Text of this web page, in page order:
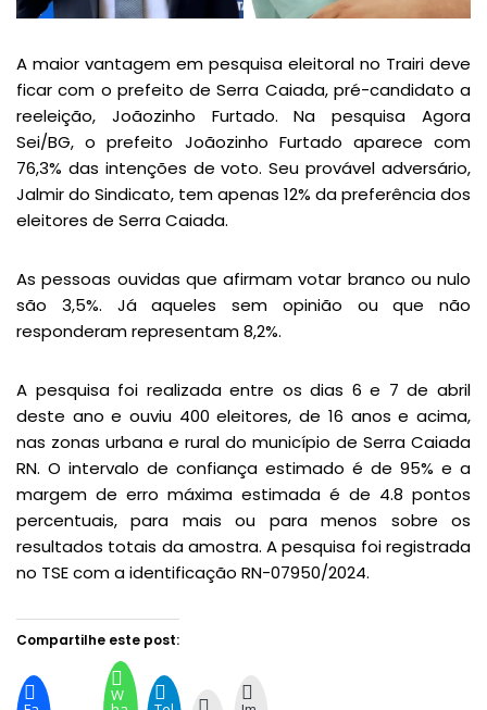
A maior vantagem em pesquisa eleitoral no Trairi deve
ficar com o prefeito de Serra Caiada, pré-candidato a
reeleição, Joãozinho Furtado. Na pesquisa Agora
Sei/BG, o prefeito Joãozinho Furtado aparece com
76,3% das intenções de voto. Seu provável adversário,
Jalmir do Sindicato, tem apenas 12% da preferência dos
eleitores de Serra Caiada.
As pessoas ouvidas que afirmam votar branco ou nulo
são 3,5%. Já aqueles sem opinião ou que não
responderam representam 8,2%.
A pesquisa foi realizada entre os dias 6 e 7 de abril
deste ano e ouviu 400 eleitores, de 16 anos e acima,
nas zonas urbana e rural do município de Serra Caiada
RN. O intervalo de confiança estimado é de 95% e a
margem de erro máxima estimada é de 4.8 pontos
percentuais, para mais ou para menos sobre os
resultados totais da amostra. A pesquisa foi registrada
no TSE com a identificação RN-07950/2024.
Compartilhe este post:
W